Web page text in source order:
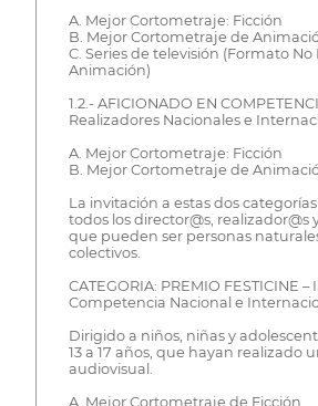
A. Mejor Cortometraje: Ficción
B. Mejor Cortometraje de
C. Series de televisión (Formato No
Animación)
1.2.- AFICIONADO EN
Realizadores Nacionales e
A. Mejor Cortometraje: Ficción
B. Mejor Cortometraje de
La invitación a estas dos
todos los director@s, realizador@s
que pueden ser personas
colectivos.
CATEGORIA: PREMIO FESTICINE
Competencia Nacional e
Dirigido a niños, niñas y
13 a 17 años, que hayan realizado
audiovisual.
A. Mejor Cortometraje de Ficción